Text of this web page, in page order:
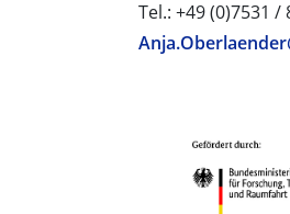
Tel.: +49 (0)7531 /